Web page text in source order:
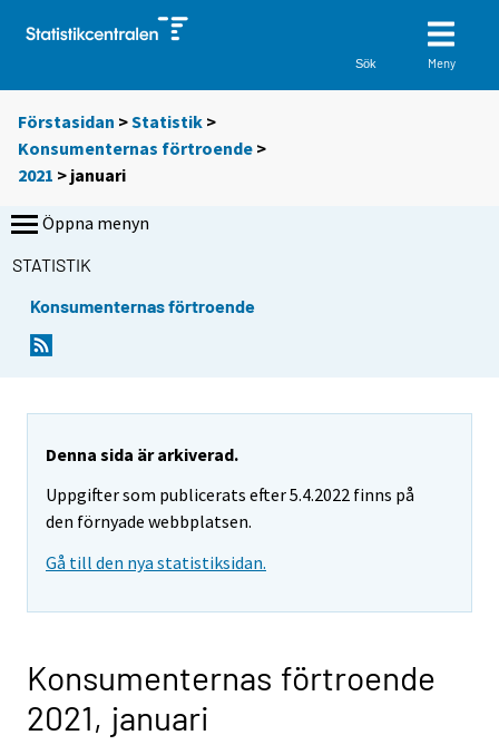
Sök Meny
Förstasidan >Statistik >
Konsumenternas förtroende >
2021 > januari
Öppna menyn
STATISTIK
Konsumenternas förtroende
Denna sida är arkiverad.
Uppgifter som publicerats efter 5.4.2022 finns på
den förnyade webbplatsen.
Gå till den nya statistiksidan.
Konsumenternas förtroende
2021, januari